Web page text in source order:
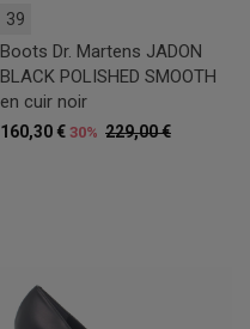
39
Boots Dr. Martens JADON
BLACK POLISHED SMOOTH
en cuir noir
229,00 €
160,30 € 30%